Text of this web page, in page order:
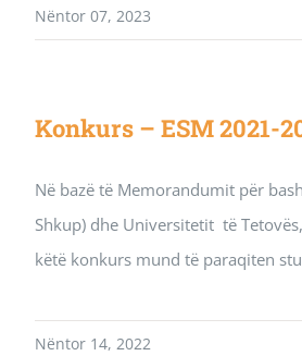
Nëntor 07, 2023
Konkurs – ESM 2021-
Në bazë të Memorandumit për
Shkup) dhe Universitetit të
këtë konkurs mund të paraqiten
Nëntor 14, 2022